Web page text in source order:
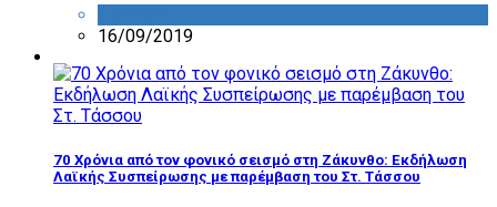
16/09/2019
70 Χρόνια από τον φονικό σεισμό στη Ζάκυνθο: Εκδήλωση
Λαϊκής Συσπείρωσης με παρέμβαση του Στ. Τάσσου